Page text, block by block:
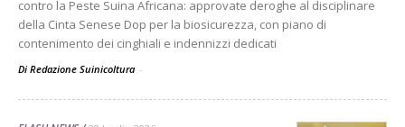
contro la Peste Suina Africana: approvate deroghe al disciplinare
della Cinta Senese Dop per la biosicurezza, con piano di
contenimento dei cinghiali e indennizzi dedicati
Di Redazione Suinicoltura -